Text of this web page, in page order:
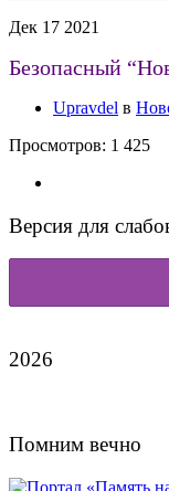
Дек 17 2021
Безопасный
Upravdel в
Просмотров: 1 425
Версия для
2026
Помним вечно